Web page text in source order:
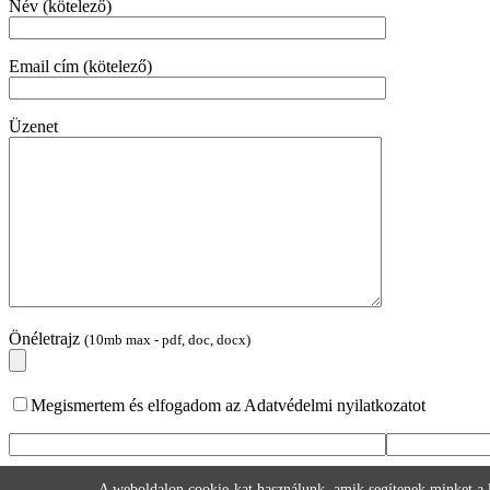
Név (kötelező)
Email cím (kötelező)
Üzenet
Önéletrajz (10mb max - pdf, doc, docx)
Megismertem és elfogadom az Adatvédelmi nyilatkozatot